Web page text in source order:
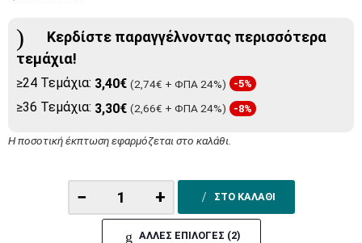
Κερδίστε παραγγέλνοντας περισσότερα
τεμάχια!
≥24 Τεμάχια: 3,40€ (2,74€ + ΦΠΑ 24%) -5%
≥36 Τεμάχια: 3,30€ (2,66€ + ΦΠΑ 24%) -8%
Η ποσοτική έκπτωση εφαρμόζεται στο καλάθι.
− + ΣΤΟ ΚΑΛΑΘΙ
ΑΛΛΕΣ ΕΠΙΛΟΓΕΣ (2)